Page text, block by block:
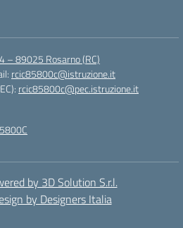
– 89025 Rosarno (RC)
rcic85800c@istruzione.it
rcic85800c@pec.istruzione.it
by 3D Solution S.r.l.
by Designers Italia